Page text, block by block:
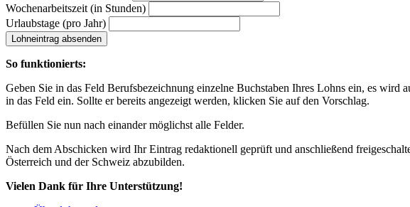
Wochenarbeitszeit (in Stunden)
Urlaubstage (pro Jahr)
Lohneintrag absenden
So funktionierts:
Geben Sie in das Feld Berufsbezeichnung einzelne Buchstaben Ihres Lohns ein, es
in das Feld ein. Sollte er bereits angezeigt werden, klicken Sie auf den Vorschlag.
Befüllen Sie nun nach einander möglichst alle Felder.
Nach dem Abschicken wird Ihr Eintrag redaktionell geprüft und anschließend
Österreich und der Schweiz abzubilden.
Vielen Dank für Ihre Unterstützung!